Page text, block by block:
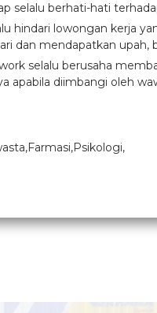
selalu berhati-hati
hindari lowongan kerja
dan mendapatkan upah,
selalu berusaha
apabila diimbangi oleh